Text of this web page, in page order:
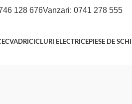
128 676Vanzari: 0741 278 555
CVADRICICLURI ELECTRICEPIESE DE